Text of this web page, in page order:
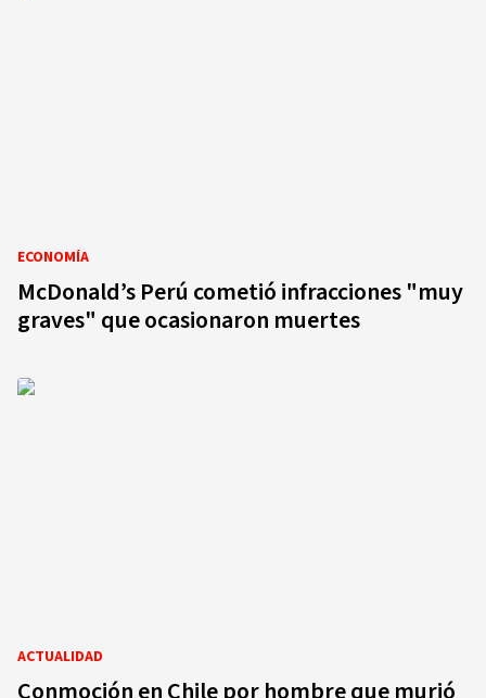
ECONOMÍA
McDonald’s Perú cometió infracciones "muy
graves" que ocasionaron muertes
ACTUALIDAD